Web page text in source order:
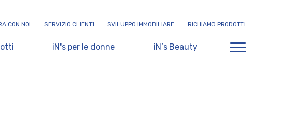
A CON NOI SERVIZIO CLIENTI SVILUPPO IMMOBILIARE RICHIAMO PRODOTTI
otti iN's per le donne iN’s Beauty